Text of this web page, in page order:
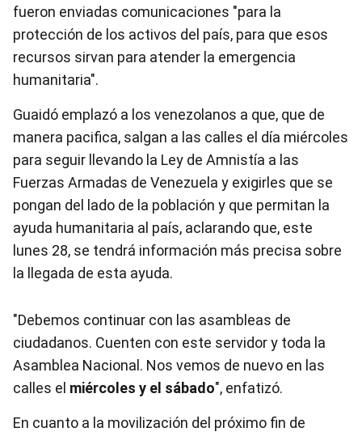
fueron enviadas comunicaciones "para la
protección de los activos del país, para que esos
recursos sirvan para atender la emergencia
humanitaria".
Guaidó emplazó a los venezolanos a que, que de
manera pacifica, salgan a las calles el día miércoles
para seguir llevando la Ley de Amnistía a las
Fuerzas Armadas de Venezuela y exigirles que se
pongan del lado de la población y que permitan la
ayuda humanitaria al país, aclarando que, este
lunes 28, se tendrá información más precisa sobre
la llegada de esta ayuda.
"Debemos continuar con las asambleas de
ciudadanos. Cuenten con este servidor y toda la
Asamblea Nacional. Nos vemos de nuevo en las
calles el miércoles y el sábado", enfatizó.
En cuanto a la movilización del próximo fin de